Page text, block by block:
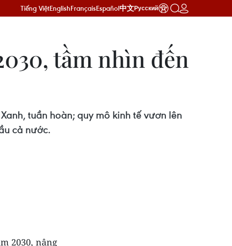
Tiếng ViệtEnglishFrançaisEspañol中文Русский
tầm nhìn đến
tuần hoàn; quy mô kinh tế vươn lên
cả nước.
2030, nâng